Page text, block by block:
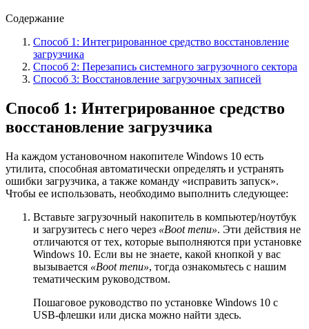
Содержание
Способ 1: Интегрированное средство восстановление
загрузчика
Способ 2: Перезапись системного загрузочного сектора
Способ 3: Восстановление загрузочных записей
Способ 1: Интегрированное средство
восстановление загрузчика
На каждом установочном накопителе Windows 10 есть
утилита, способная автоматически определять и устранять
ошибки загрузчика, а также команду «исправить запуск».
Чтобы ее использовать, необходимо выполнить следующее:
Вставьте загрузочный накопитель в компьютер/ноутбук
и загрузитесь с него через «Boot menu». Эти действия не
отличаются от тех, которые выполняются при установке
Windows 10. Если вы не знаете, какой кнопкой у вас
вызывается «Boot menu», тогда ознакомьтесь с нашим
тематическим руководством.
Пошаговое руководство по устaновке Windows 10 с
USB-флешки или диска можно найти здесь.